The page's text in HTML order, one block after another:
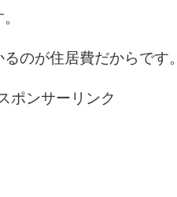
のが住居費だからです。
ポンサーリンク